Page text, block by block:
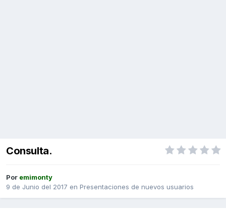
Consulta.
Por emimonty
9 de Junio del 2017 en Presentaciones de nuevos usuarios